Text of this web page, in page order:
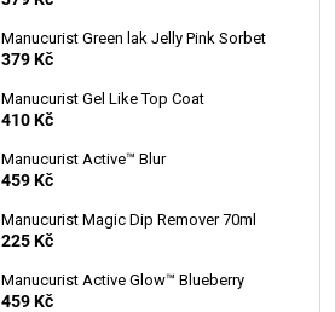
Manucurist Green lak Jelly Pink Sorbet
379 Kč
Manucurist Gel Like Top Coat
410 Kč
Manucurist Active™ Blur
459 Kč
Manucurist Magic Dip Remover 70ml
225 Kč
Manucurist Active Glow™ Blueberry
459 Kč